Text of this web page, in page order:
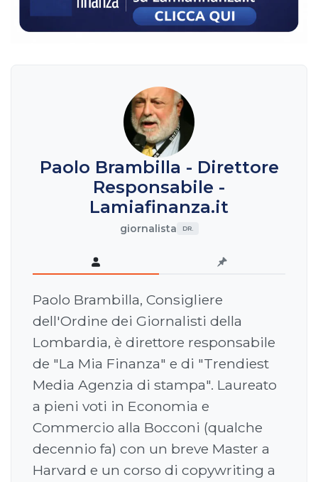
Paolo Brambilla - Direttore
Responsabile -
Lamiafinanza.it
giornalista DR.
Paolo Brambilla, Consigliere
dell'Ordine dei Giornalisti della
Lombardia, è direttore responsabile
de "La Mia Finanza" e di "Trendiest
Media Agenzia di stampa". Laureato
a pieni voti in Economia e
Commercio alla Bocconi (qualche
decennio fa) con un breve Master a
Harvard e un corso di copywriting a